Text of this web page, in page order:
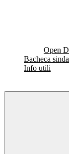
Open
Bacheca
Info utili